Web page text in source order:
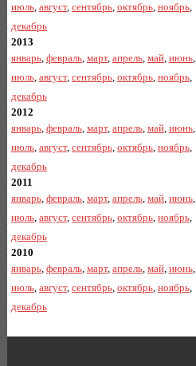
июль, август, сентябрь, октябрь, ноябрь,
декабрь
2013
январь, февраль, март, апрель, май, июнь,
июль, август, сентябрь, октябрь, ноябрь,
декабрь
2012
январь, февраль, март, апрель, май, июнь,
июль, август, сентябрь, октябрь, ноябрь,
декабрь
2011
январь, февраль, март, апрель, май, июнь,
июль, август, сентябрь, октябрь, ноябрь,
декабрь
2010
январь, февраль, март, апрель, май, июнь,
июль, август, сентябрь, октябрь, ноябрь,
декабрь